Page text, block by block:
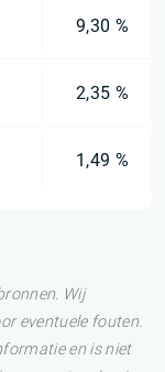
9,30 %
2,35 %
1,49 %
Wij
eventuele fouten.
en is niet